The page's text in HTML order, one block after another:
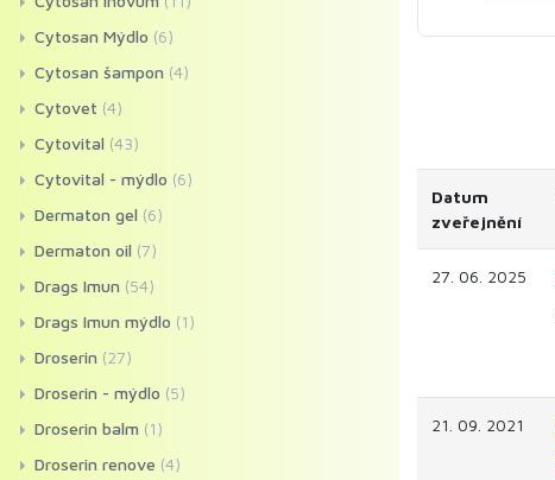
Datum
zveřejnění
27. 06. 2025
21. 09. 2021
Cytosan Mýdlo (6)
Cytosan šampon (4)
Cytovet (4)
Cytovital (43)
Cytovital - mýdlo (6)
Dermaton gel (6)
Dermaton oil (7)
Drags Imun (54)
Drags Imun mýdlo (1)
Droserin (27)
Droserin - mýdlo (5)
Droserin balm (1)
Droserin renove (4)